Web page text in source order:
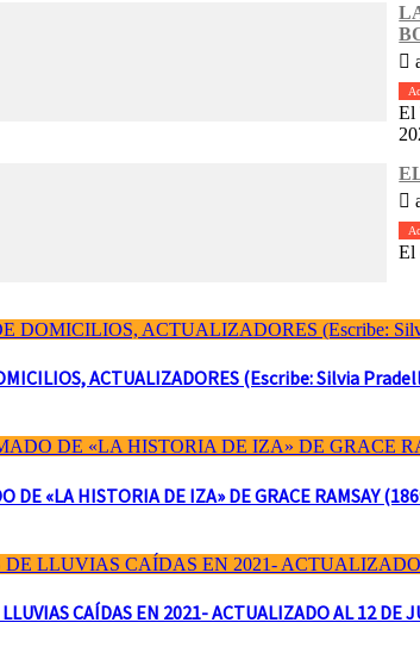
El
El
ACTUALIZADORES (Escribe: Silvia
DE «LA HISTORIA DE IZA» DE GRACE RAMSAY
CAÍDAS EN 2021- ACTUALIZADO AL 12 DE